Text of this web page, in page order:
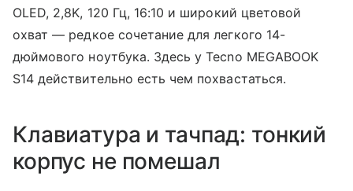
OLED, 2,8K, 120 Гц, 16:10 и широкий цветовой
охват — редкое сочетание для легкого 14-
дюймового ноутбука. Здесь у Tecno MEGABOOK
S14 действительно есть чем похвастаться.
Клавиатура и тачпад: тонкий
корпус не помешал